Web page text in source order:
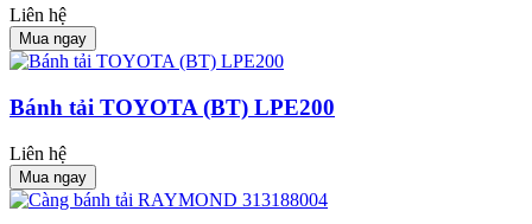
Liên hệ
Mua ngay
Bánh tải TOYOTA (BT) LPE200
Liên hệ
Mua ngay